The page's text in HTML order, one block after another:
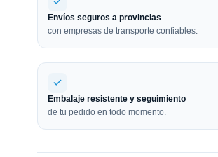
Envíos seguros a provincias
con empresas de transporte confiables.
Embalaje resistente y seguimiento
de tu pedido en todo momento.